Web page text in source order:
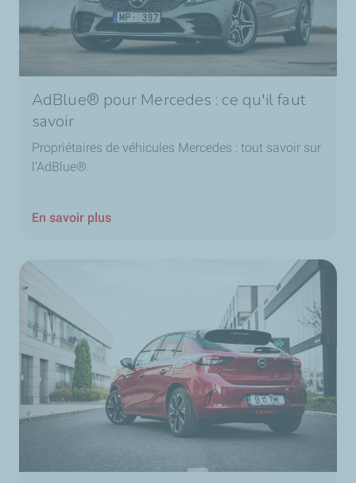
AdBlue® pour Mercedes : ce qu'il faut
savoir
Propriétaires de véhicules Mercedes : tout savoir sur
l’AdBlue®.
En savoir plus